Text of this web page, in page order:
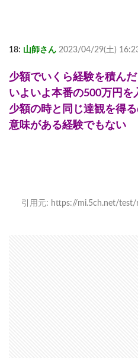
18: 山師さん 2023/04/29(土)
少額でいくら経験を積ん
いよいよ本番の500万円を
少額の時と同じ達観を得
意味がある経験でもない
引用元: https://mi.5ch.net/